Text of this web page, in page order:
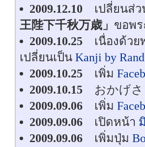
2009.12.10 เปลี่ยนส่ว
王陛下千秋万歳」 ขอพร
2009.10.25 เนื่องด้วย
เปลี่ยนเป็น Kanji by
2009.10.25 เพิ่ม
2009.10.15 おかげさ
2009.09.06 เพิ่ม
2009.09.06 เปิดหน้า
2009.09.06 เพิ่มปุ่ม